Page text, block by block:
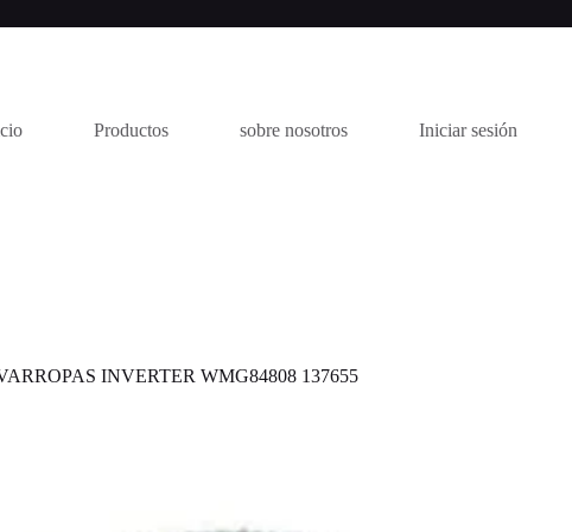
Productos sobre nosotros Iniciar sesión
INVERTER WMG84808 137655